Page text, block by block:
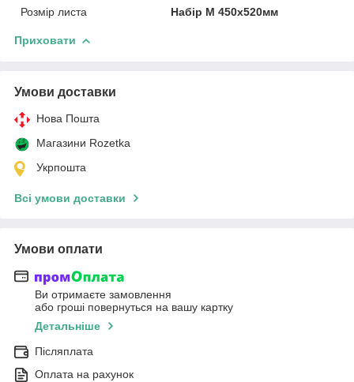
Розмір листа Набір М 450x520мм
Приховати
Умови доставки
Нова Пошта
Магазини Rozetka
Укрпошта
Всі умови доставки
Умови оплати
Ви отримаєте замовлення
або гроші повернуться на вашу картку
Детальніше
Післяплата
Оплата на рахунок